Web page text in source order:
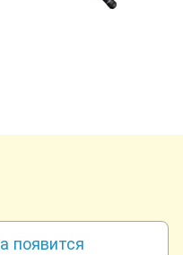
появится